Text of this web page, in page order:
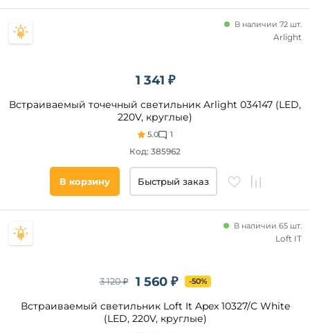
для
Все
Подобрать
1 341 ₽
Встраиваемый точечный светильник Arlight 034147 (LED,
220V, круглые)
5.0 1
В наличии 72 шт.
Код: 385962
Arlight
В корзину Быстрый заказ
1 560 ₽
3 120 ₽ -50%
Встраиваемый светильник Loft It Apex 10327/C White
(LED, 220V, круглые)
В наличии 65 шт.
Loft IT